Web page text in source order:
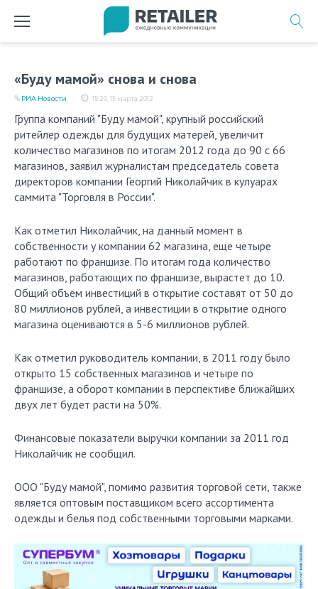
«Буду мамой» снова и снова
15:20, 15 марта 2012
РИА Новости
Группа компаний "Буду мамой", крупный российский
ритейлер одежды для будущих матерей, увеличит
количество магазинов по итогам 2012 года до 90 с 66
магазинов, заявил журналистам председатель совета
директоров компании Георгий Николайчик в кулуарах
саммита "Торговля в России".
Как отметил Николайчик, на данный момент в
собственности у компании 62 магазина, еще четыре
работают по франшизе. По итогам года количество
магазинов, работающих по франшизе, вырастет до 10.
Общий объем инвестиций в открытие составят от 50 до
80 миллионов рублей, а инвестиции в открытие одного
магазина оцениваются в 5-6 миллионов рублей.
Как отметил руководитель компании, в 2011 году было
открыто 15 собственных магазинов и четыре по
франшизе, а оборот компании в перспективе ближайших
двух лет будет расти на 50%.
Финансовые показатели выручки компании за 2011 год
Николайчик не сообщил.
ООО "Буду мамой", помимо развития торговой сети, также
является оптовым поставщиком всего ассортимента
одежды и белья под собственными торговыми марками.